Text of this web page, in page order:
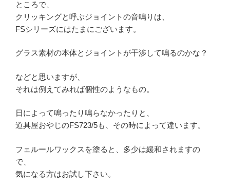
ところで、
クリッキングと呼ぶジョイントの音鳴りは、
FSシリーズにはたまにございます。
グラス素材の本体とジョイントが干渉して鳴るのかな？
などと思いますが、
それは例えてみれば個性のようなもの。
日によって鳴ったり鳴らなかったりと、
道具屋おやじのFS723/5も、その時によって違います。
フェルールワックスを塗ると、多少は緩和されますの
で、
気になる方はお試し下さい。